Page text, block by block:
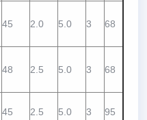
45 2.0 5.0 3 68
48 2.5 5.0 3 68
45 2.5 5.0 3 95